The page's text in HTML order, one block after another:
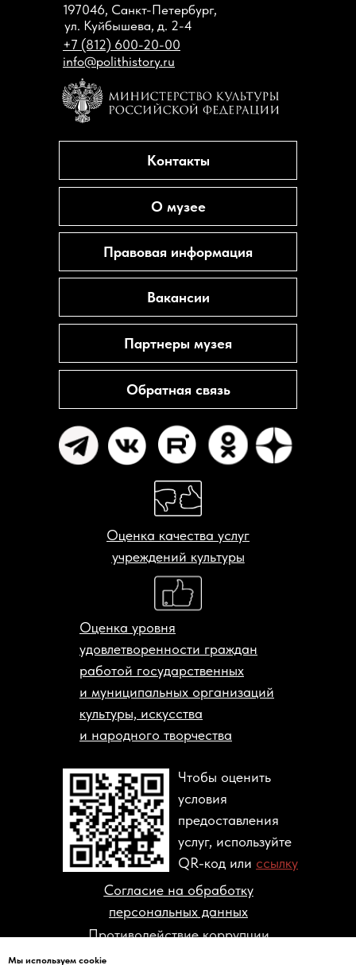
Оценка качества услуг
учреждений культуры
+7 (812) 600-20-00
ул. Куйбышева, д. 2-4
197046, Санкт-Петербург,
info@polithistory.ru
Контакты
Вакансии
О музее
Правовая информация
Обратная связь
Партнеры музея
Согласие на обработку
персональных данных
Противодействие коррупции
Чтобы оценить
условия
предоставления
услуг, используйте
QR-код или ссылку
Оценка уровня
удовлетворенности граждан
работой государственных
и муниципальных организаций
культуры, искусства
и народного творчества
Мы используем cookie